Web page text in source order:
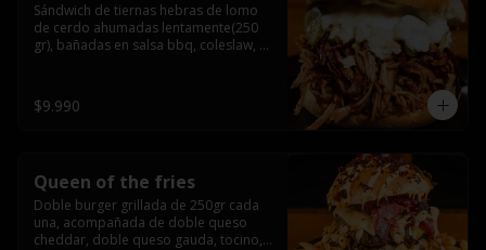
Sándwich de tiernas hebras de lomo
de cerdo ahumadas lentamente(250
gr), bañadas en salsa bbq, coleslaw,
$9.990
Queen of the fries
Doble burger grillada de 250gr cada
una, acompañada de doble queso
cheddar, doble queso gauda, tocino,